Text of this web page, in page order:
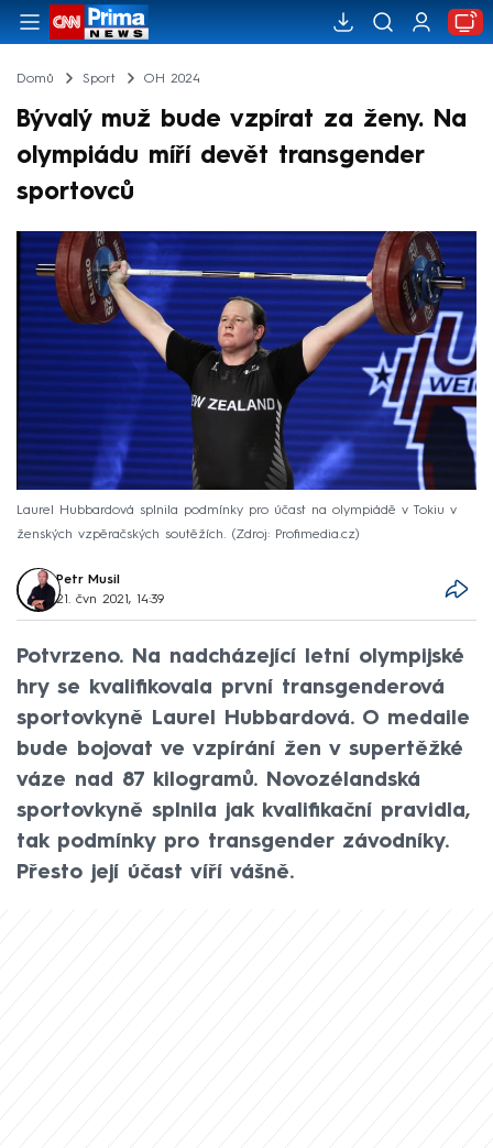
Domů Sport OH 2024
Bývalý muž bude vzpírat za ženy. Na
olympiádu míří devět transgender
sportovců
Laurel Hubbardová splnila podmínky pro účast na olympiádě v Tokiu v
ženských vzpěračských soutěžích.
Zdroj: Profimedia.cz
Petr Musil
21. čvn 2021, 14:39
Potvrzeno. Na nadcházející letní olympijské
hry se kvalifikovala první transgenderová
sportovkyně Laurel Hubbardová. O medaile
bude bojovat ve vzpírání žen v supertěžké
váze nad 87 kilogramů. Novozélandská
sportovkyně splnila jak kvalifikační pravidla,
tak podmínky pro transgender závodníky.
Přesto její účast víří vášně.